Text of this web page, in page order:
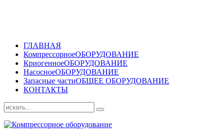
ГЛАВНАЯ
КомпрессорноеОБОРУДОВАНИЕ
КриогенноеОБОРУДОВАНИЕ
НасосноеОБОРУДОВАНИЕ
Запасные частиОБЩЕЕ ОБОРУДОВАНИЕ
КОНТАКТЫ